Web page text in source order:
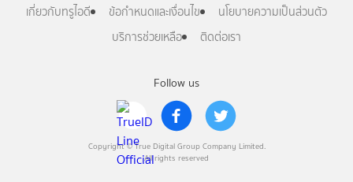
Follow us
Copyright © True Digital Group Company Limited.
All rights reserved
เกี่ยวกับทรูไอดี ข้อกำหนดและเงื่อนไข
นโยบายความเป็นส่วนตัว
บริการช่วยเหลือ
ติดต่อเรา